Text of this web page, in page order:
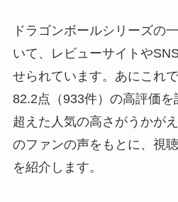
ドラゴンボールシリーズの
いて、レビューサイトや
せられています。あにこれ
82.2点（933件）の高評価
超えた人気の高さがうかが
のファンの声をもとに、視
を紹介します。